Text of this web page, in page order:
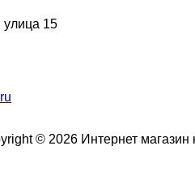
улица 15
© 2026 Интернет магазин